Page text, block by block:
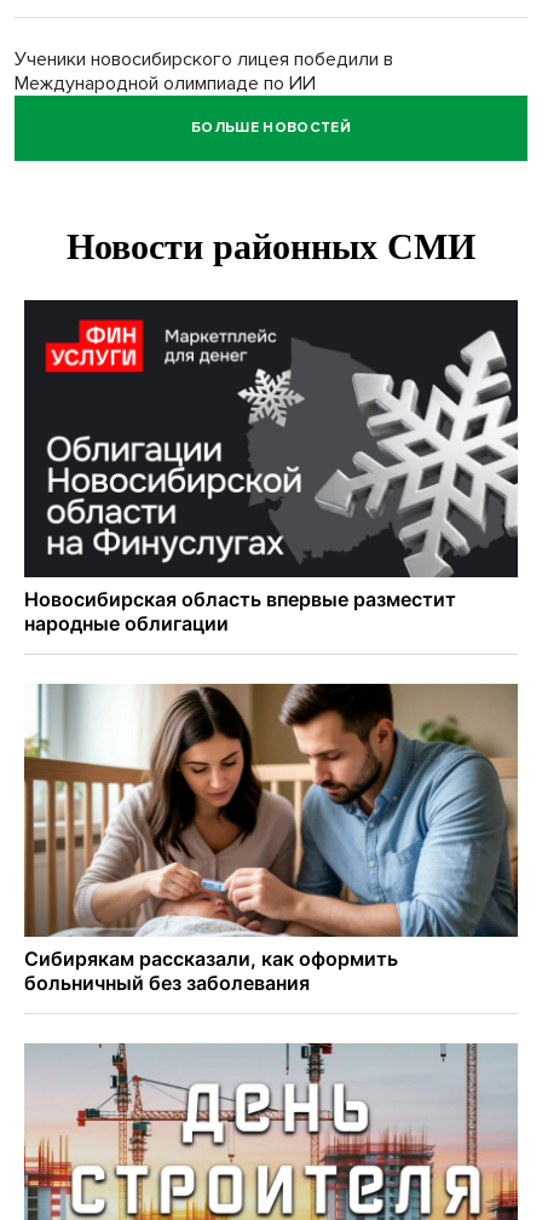
Ученики новосибирского лицея победили в
Международной олимпиаде по ИИ
Остановку электричек о.п. Радуга Сибири начали строить
Транспортная прокуратура проверит S7 после инцидента
500 литров ухи сварили новосибирцам на
Бугринском пляже
Под Новосибирском двое пострадали в ДТП с
перевернувшейся «ГАЗелью»
БОЛЬШЕ НОВОСТЕЙ